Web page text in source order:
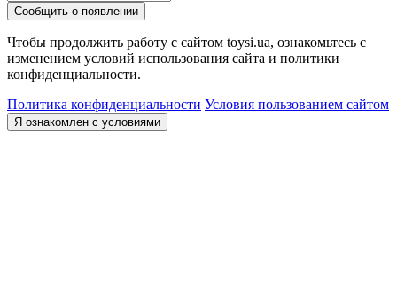
Сообщить о появлении
Чтобы продолжить работу с сайтом toysi.ua, ознакомьтесь с
изменением условий использования сайта и политики
конфиденциальности.
Политика конфиденциальности Условия пользованием сайтом
Я ознакомлен с условиями